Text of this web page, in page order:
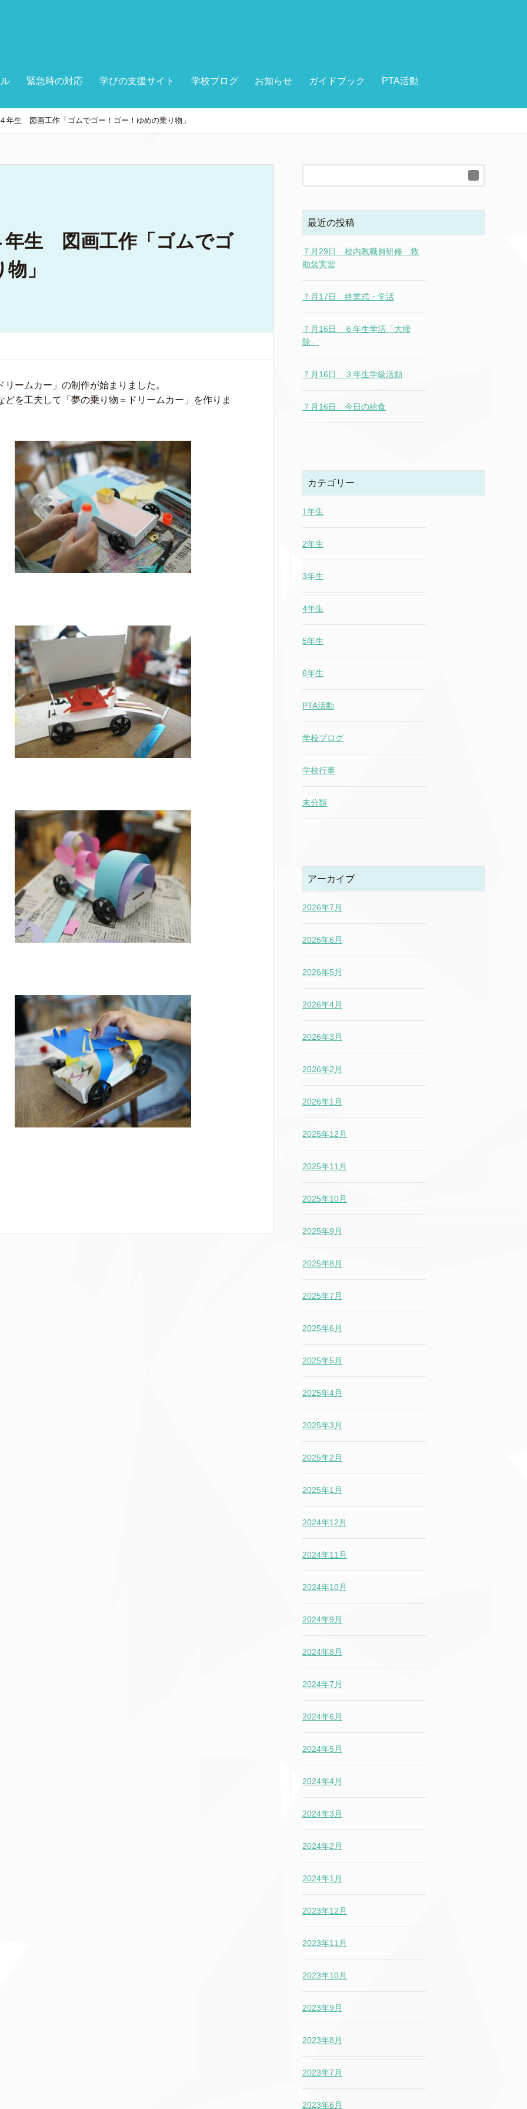
緊急時の対応 学びの支援サイト 学校ブログ お知らせ ガイドブック PTA活動
生 図画工作「ゴムでゴー！ゴー！ゆめの乗り物」
生 図画工作「ゴムでゴ
」
ームカー」の制作が始まりました。
を工夫して「夢の乗り物＝ドリームカー」を作りま
最近の投稿
７月29日 校内教職員研修 救
助袋実習
７月17日 終業式・学活
７月16日 ６年生学活「大掃
除」
７月16日 ３年生学級活動
７月16日 今日の給食
カテゴリー
1年生
2年生
3年生
4年生
5年生
6年生
PTA活動
学校ブログ
学校行事
未分類
アーカイブ
2026年7月
2026年6月
2026年5月
2026年4月
2026年3月
2026年2月
2026年1月
2025年12月
2025年11月
2025年10月
2025年9月
2025年8月
2025年7月
2025年6月
2025年5月
2025年4月
2025年3月
2025年2月
2025年1月
2024年12月
2024年11月
2024年10月
2024年9月
2024年8月
2024年7月
2024年6月
2024年5月
2024年4月
2024年3月
2024年2月
2024年1月
2023年12月
2023年11月
2023年10月
2023年9月
2023年8月
2023年7月
2023年6月